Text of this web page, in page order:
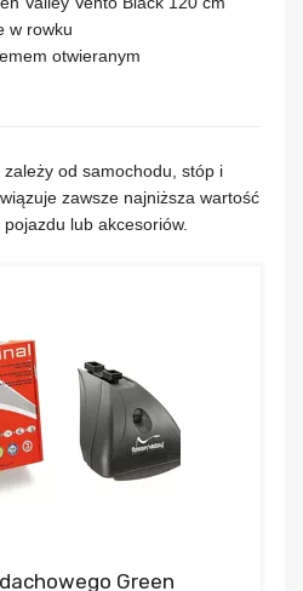
w rowku
otwieranym
od samochodu, stóp i
zawsze najniższa wartość
lub akcesoriów.
Green